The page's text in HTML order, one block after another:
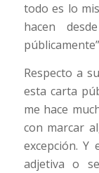
todo es lo
hacen
Respecto a
esta carta
me hace
con marcar
excepción.
adjetiva o